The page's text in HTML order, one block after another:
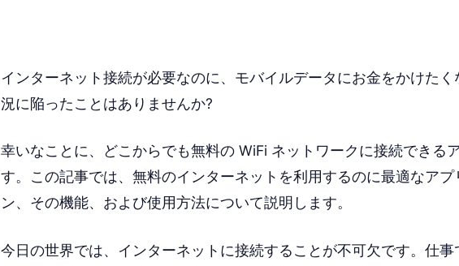
インターネット接続が必要なのに、モバイルデータにお金をかけた
況に陥ったことはありませんか?
幸いなことに、どこからでも無料の WiFi ネットワークに接続できる
す。この記事では、無料のインターネットを利用するのに最適なアプ
ン、その機能、および使用方法について説明します。
今日の世界では、インターネットに接続することが不可欠です。仕事